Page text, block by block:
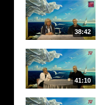
38:42
41:10